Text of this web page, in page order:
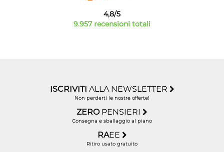
4,8/5
9.957 recensioni totali
ISCRIVITI ALLA NEWSLETTER
Non perderti le nostre offerte!
ZERO PENSIERI
Consegna e sballaggio al piano
RAEE
Ritiro usato gratuito